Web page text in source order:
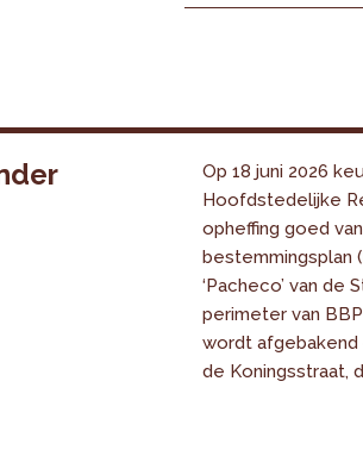
Op 18 juni 2026
Hoofdstedelijke
opheffing goed
bestemmingsplan
‘Pacheco’ van de
perimeter van BBP
wordt afgebakend
de Koningsstraat,